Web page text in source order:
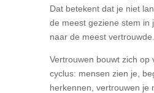
Dat betekent dat je niet
de meest geziene stem in
naar de meest vertrouwde.
Vertrouwen bouwt zich op
cyclus: mensen zien je,
herkennen, vertrouwen je